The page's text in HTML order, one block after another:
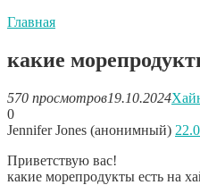
Главная
какие
570 просмотров19.10.2024
0
Jennifer Jones (анонимный)
Приветствую вас!
какие морепродукты есть на